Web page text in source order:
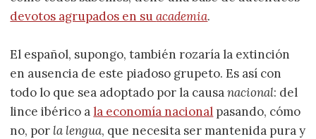
devotos agrupados en suacademia.
El español, supongo, también rozaría la extinción
en ausencia de este piadoso grupeto. Es así con
todo lo que sea adoptado por la causanacional: del
lince ibérico ala economía nacional pasando, cómo
no, por la lengua, que necesita ser mantenida pura y